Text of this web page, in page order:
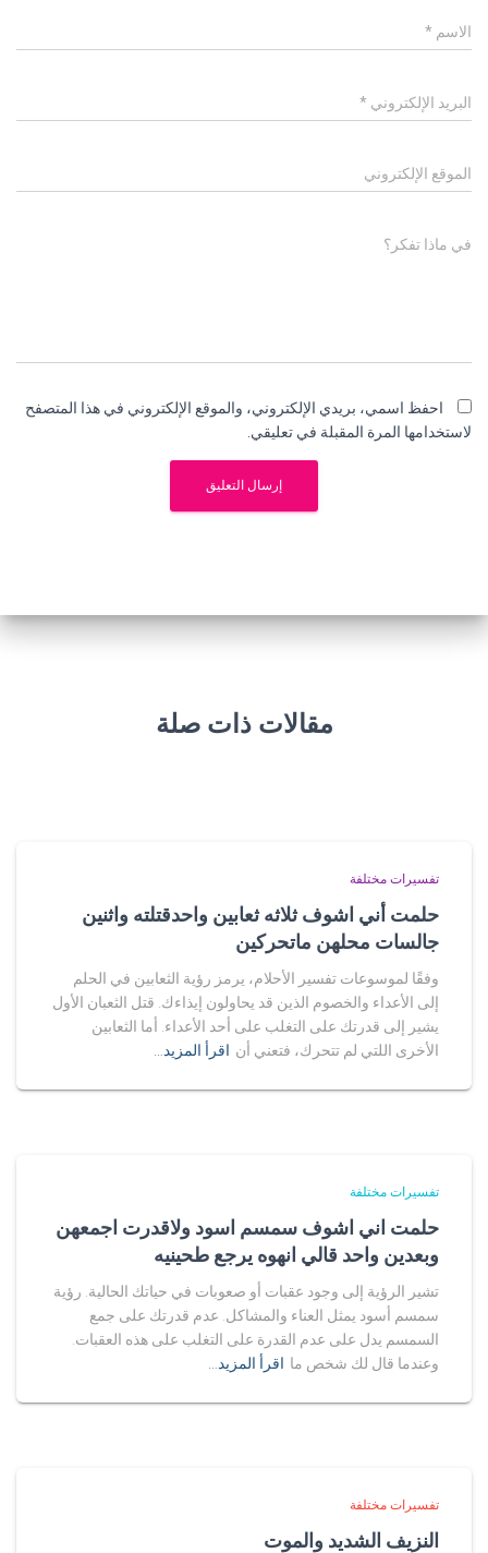
الاسم *
البريد الإلكتروني *
الموقع الإلكتروني
في ماذا تفكر؟
احفظ اسمي، بريدي الإلكتروني، والموقع الإلكتروني في هذا المتصفح
لاستخدامها المرة المقبلة في تعليقي.
مقالات ذات صلة
تفسيرات مختلفة
حلمت أني اشوف ثلاثه ثعابين واحدقتلته واثنين
جالسات محلهن ماتحركين
وفقًا لموسوعات تفسير الأحلام، يرمز رؤية الثعابين في الحلم
إلى الأعداء والخصوم الذين قد يحاولون إيذاءك. قتل الثعبان الأول
يشير إلى قدرتك على التغلب على أحد الأعداء. أما الثعابين
الأخرى اللتي لم تتحرك، فتعني أن اقرأ المزيد…
تفسيرات مختلفة
حلمت اني اشوف سمسم اسود ولاقدرت اجمعهن
وبعدين واحد قالي انهوه يرجع طحينيه
تشير الرؤية إلى وجود عقبات أو صعوبات في حياتك الحالية. رؤية
سمسم أسود يمثل العناء والمشاكل. عدم قدرتك على جمع
السمسم يدل على عدم القدرة على التغلب على هذه العقبات.
وعندما قال لك شخص ما اقرأ المزيد…
تفسيرات مختلفة
النزيف الشديد والموت